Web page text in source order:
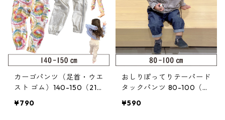
カーゴパンツ（足首・ウエ
スト ゴム）140-150（219
¥790
おしりぽってりテーパード
タックパンツ 80-100（2
¥590